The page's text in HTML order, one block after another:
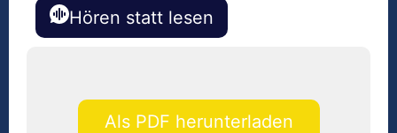
Hören statt lesen
Als PDF herunterladen